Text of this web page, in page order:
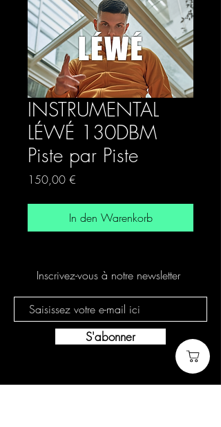
INSTRUMENTAL
LÉWÉ 130DBM
Piste par Piste
150,00 €
In den Warenkorb
Inscrivez-vous à notre newsletter
S'abonner